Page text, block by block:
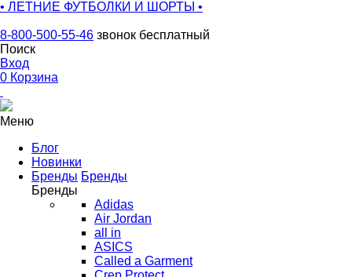
• ЛЕТНИЕ ФУТБОЛКИ И ШОРТЫ •
8-800-500-55-46 звонок бесплатный
Поиск
Вход
0 Корзина
Меню
Блог
Новинки
Бренды Бренды
Бренды
Adidas
Air Jordan
all in
ASICS
Called a Garment